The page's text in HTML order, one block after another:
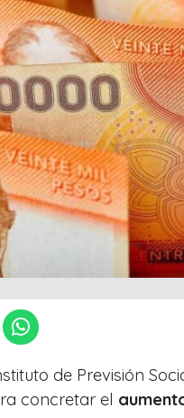
de Previsión
concretar el